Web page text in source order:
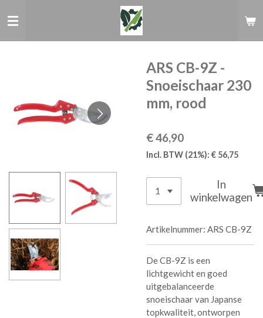
direct
ARS CB-9Z -
Snoeischaar 230
mm, rood
€ 46,90
Incl. BTW (21%): € 56,75
In
winkelwagen
Artikelnummer: ARS CB-9Z
De CB-9Z is een
lichtgewicht en goed
uitgebalanceerde
snoeischaar van Japanse
topkwaliteit, ontworpen